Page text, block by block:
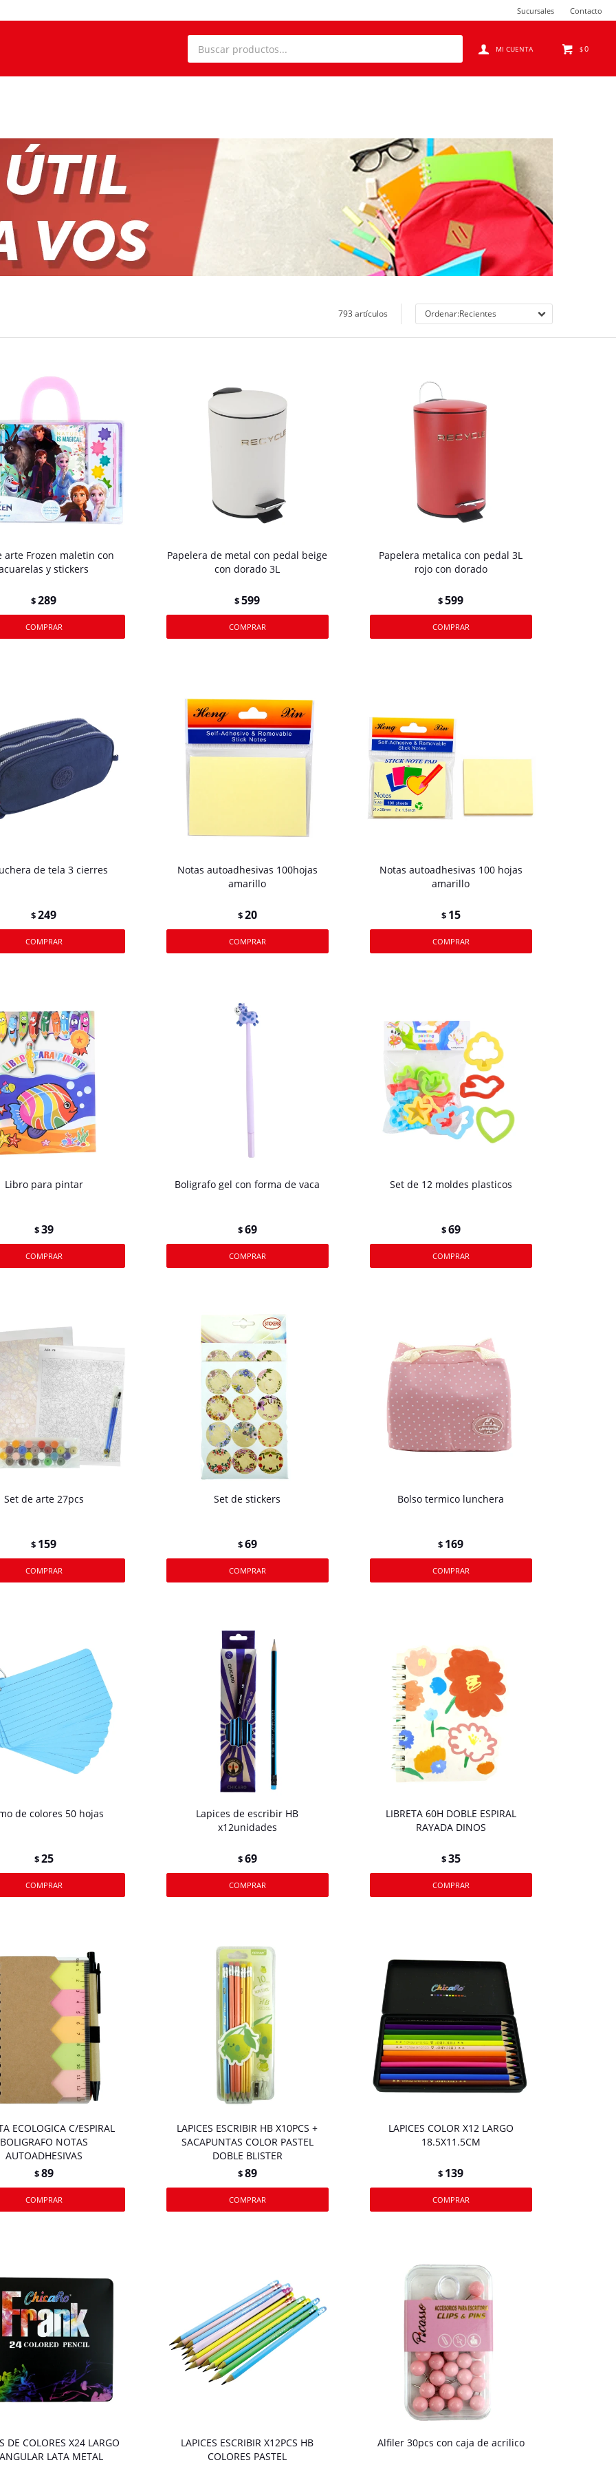
$0
Sucursales Contacto
793 artículos Recientes
arte Frozen maletin con
y stickers
$289
Papelera de metal con pedal beige
con dorado 3L
$599
Papelera metalica con pedal 3L
rojo con dorado
$599
de tela 3 cierres
$249
Notas autoadhesivas 100hojas
amarillo
$20
Notas autoadhesivas 100 hojas
amarillo
$ 15
Libro para pintar
$39
Boligrafo gel con forma de vaca
$69
Set de 12 moldes plasticos
$69
Set de arte 27pcs
$ 159
Set de stickers
$69
Bolso termico lunchera
$ 169
de colores 50 hojas
$25
Lapices de escribir HB
x12unidades
$69
LIBRETA 60H DOBLE ESPIRAL
RAYADA DINOS
$35
ECOLOGICA C/ESPIRAL
BOLIGRAFO NOTAS
AUTOADHESIVAS
$89
LAPICES ESCRIBIR HB X10PCS +
SACAPUNTAS COLOR PASTEL
DOBLE BLISTER
$89
LAPICES COLOR X12 LARGO
18.5X11.5CM
$ 139
DE COLORES X24 LARGO
LATA METAL
LAPICES ESCRIBIR X12PCS HB
COLORES PASTEL
Alfiler 30pcs con caja de acrilico